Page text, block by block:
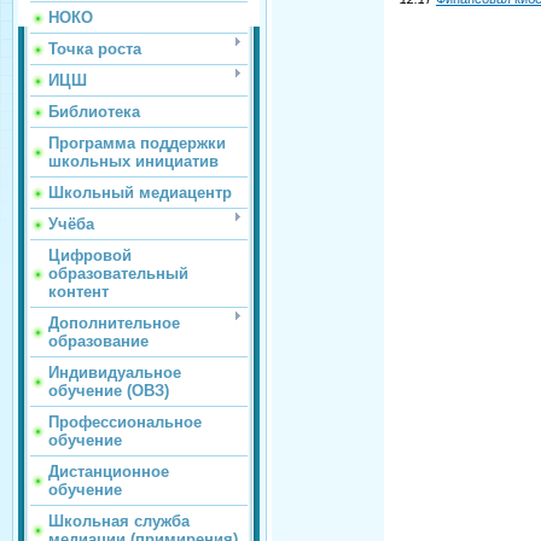
НОКО
Точка роста
ИЦШ
Библиотека
Программа поддержки
школьных инициатив
Школьный медиацентр
Учёба
Цифровой
образовательный
контент
Дополнительное
образование
Индивидуальное
обучение (ОВЗ)
Профессиональное
обучение
Дистанционное
обучение
Школьная служба